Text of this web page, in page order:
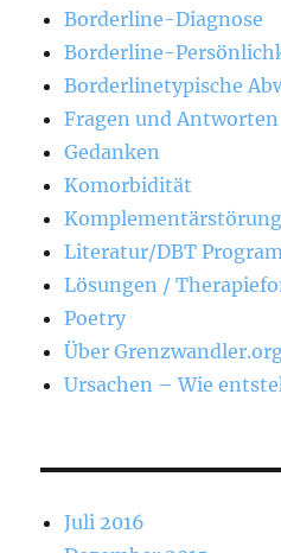
Borderline-Diagnose
Borderline-
Borderlinetypische
Fragen und Antworten
Gedanken
Komorbidität
Literatur/DBT
Lösungen /
Poetry
Über
Ursachen – Wie
Juli 2016